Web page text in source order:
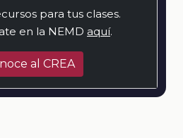
para tus clases.
en la NEMD aquí.
al CREA